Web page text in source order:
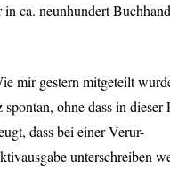
ca. neunhundert
mir gestern mitgeteilt
ohne dass in
dass bei einer Verur-
unterschreiben